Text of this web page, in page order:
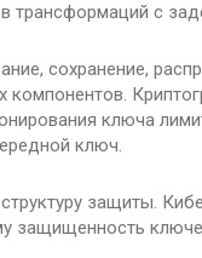
трансформаций с
сохранение,
ключа
ключ.
защиты.